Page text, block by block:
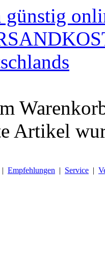
Artikel
| Empfehlungen | Service |